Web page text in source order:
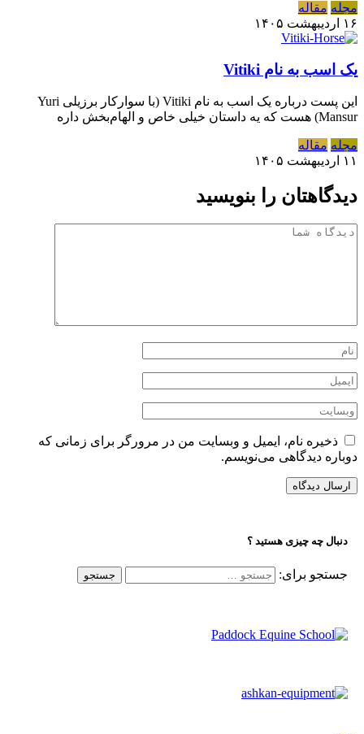
مجله مقاله
۱۶ اردیبهشت ۱۴۰۵
یک اسب به نام Vitiki
این پست درباره یک اسب به نام Vitiki (با سوارکار برزیلی Yuri
Mansur) هست که یه داستان خیلی خاص و الهام‌بخش داره
مجله مقاله
۱۱ اردیبهشت ۱۴۰۵
دیدگاهتان را بنویسید
ذخیره نام، ایمیل و وبسایت من در مرورگر برای زمانی که
دوباره دیدگاهی می‌نویسم.
دنبال چه چیزی هستید ؟
جستجو برای: